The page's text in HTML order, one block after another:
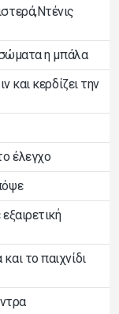
η μπάλα
και κερδίζει την
έλεγχο
το παιχνίδι